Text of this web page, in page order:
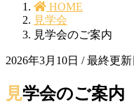
HOME
見学会
見学会のご案内
2026年3月10日 / 最終更新
見学会のご案内